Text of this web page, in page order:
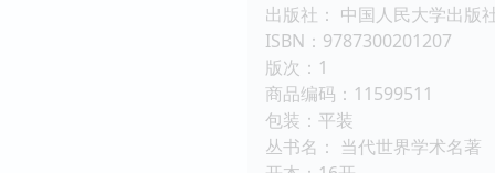
出版社： 中国人民大学出版
ISBN：9787300201207
版次：1
商品编码：11599511
包装：平装
丛书名： 当代世界学术名著